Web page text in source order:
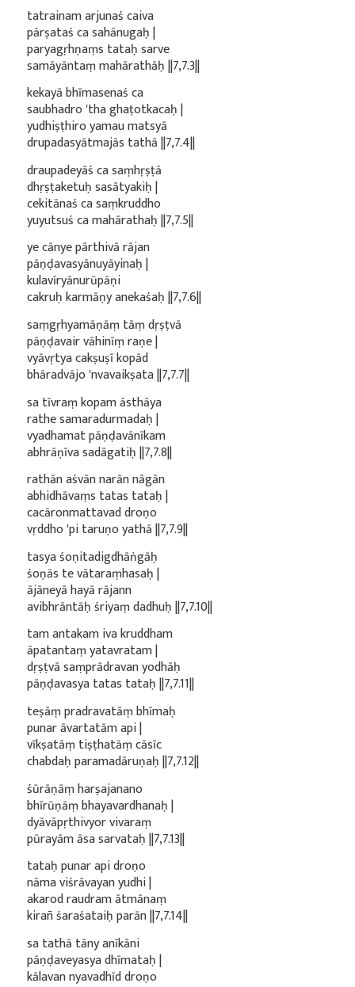
tatrainam arjunaś caiva
pārṣataś ca sahānugaḥ |
paryagṛhṇaṃs tataḥ sarve
samāyāntaṃ mahārathāḥ ||7,7.3||
kekayā bhīmasenaś ca
saubhadro 'tha ghaṭotkacaḥ |
yudhiṣṭhiro yamau matsyā
drupadasyātmajās tathā ||7,7.4||
draupadeyāś ca saṃhṛṣṭā
dhṛṣṭaketuḥ sasātyakiḥ |
cekitānaś ca saṃkruddho
yuyutsuś ca mahārathaḥ ||7,7.5||
ye cānye pārthivā rājan
pāṇḍavasyānuyāyinaḥ |
kulavīryānurūpāṇi
cakruḥ karmāṇy anekaśaḥ ||7,7.6||
saṃgṛhyamāṇāṃ tāṃ dṛṣṭvā
pāṇḍavair vāhinīṃ raṇe |
vyāvṛtya cakṣuṣī kopād
bhāradvājo 'nvavaikṣata ||7,7.7||
sa tīvraṃ kopam āsthāya
rathe samaradurmadaḥ |
vyadhamat pāṇḍavānīkam
abhrāṇīva sadāgatiḥ ||7,7.8||
rathān aśvān narān nāgān
abhidhāvaṃs tatas tataḥ |
cacāronmattavad droṇo
vṛddho 'pi taruṇo yathā ||7,7.9||
tasya śoṇitadigdhāṅgāḥ
śoṇās te vātaraṃhasaḥ |
ājāneyā hayā rājann
avibhrāntāḥ śriyaṃ dadhuḥ ||7,7.10||
tam antakam iva kruddham
āpatantaṃ yatavratam |
dṛṣṭvā saṃprādravan yodhāḥ
pāṇḍavasya tatas tataḥ ||7,7.11||
teṣāṃ pradravatāṃ bhīmaḥ
punar āvartatām api |
vīkṣatāṃ tiṣṭhatāṃ cāsīc
chabdaḥ paramadāruṇaḥ ||7,7.12||
śūrāṇāṃ harṣajanano
bhīrūṇāṃ bhayavardhanaḥ |
dyāvāpṛthivyor vivaraṃ
pūrayām āsa sarvataḥ ||7,7.13||
tataḥ punar api droṇo
nāma viśrāvayan yudhi |
akarod raudram ātmānaṃ
kirañ śaraśataiḥ parān ||7,7.14||
sa tathā tāny anīkāni
pāṇḍaveyasya dhīmataḥ |
kālavan nyavadhīd droṇo